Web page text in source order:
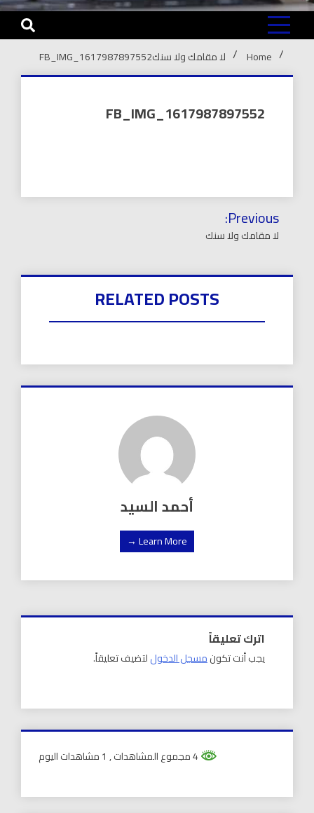
Home لا مقامك ولا سنكFB_IMG_1617987897552
FB_IMG_1617987897552
تصفّح
المقالات
Previous:
لا مقامك ولا سنك
RELATED POSTS
أحمد السيد
Learn More →
اترك تعليقاً
يجب أنت تكونمسجل الدخوللتضيف تعليقاً.
, 1 مشاهدات اليوم